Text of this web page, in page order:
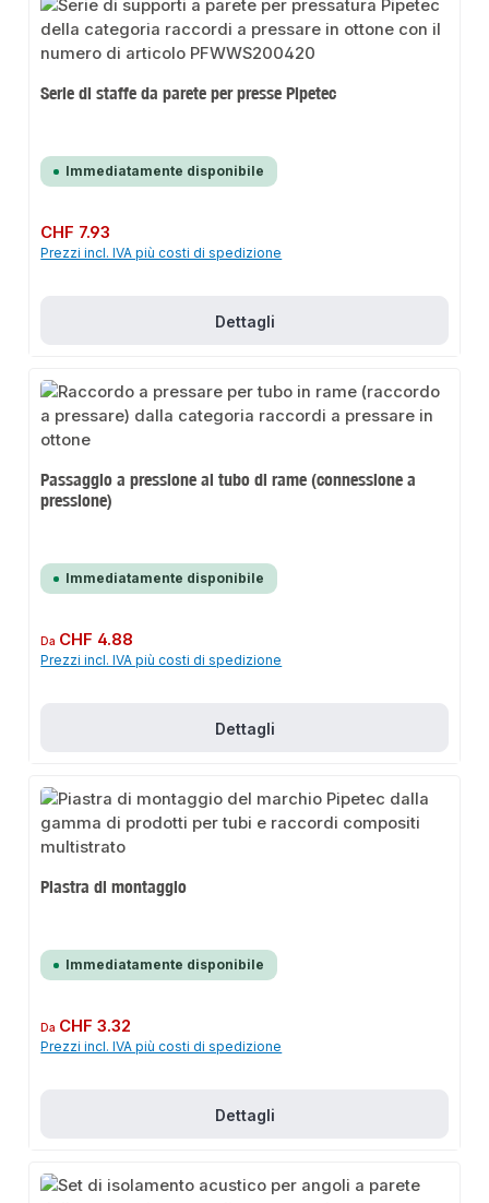
Serie di staffe da parete per presse Pipetec
Immediatamente disponibile
Prezzo normale:
CHF 7.93
Prezzi incl. IVA più costi di spedizione
Dettagli
Passaggio a pressione al tubo di rame (connessione a
pressione)
Immediatamente disponibile
Prezzo normale:
Da CHF 4.88
Prezzi incl. IVA più costi di spedizione
Dettagli
Piastra di montaggio
Immediatamente disponibile
Prezzo normale:
Da CHF 3.32
Prezzi incl. IVA più costi di spedizione
Dettagli